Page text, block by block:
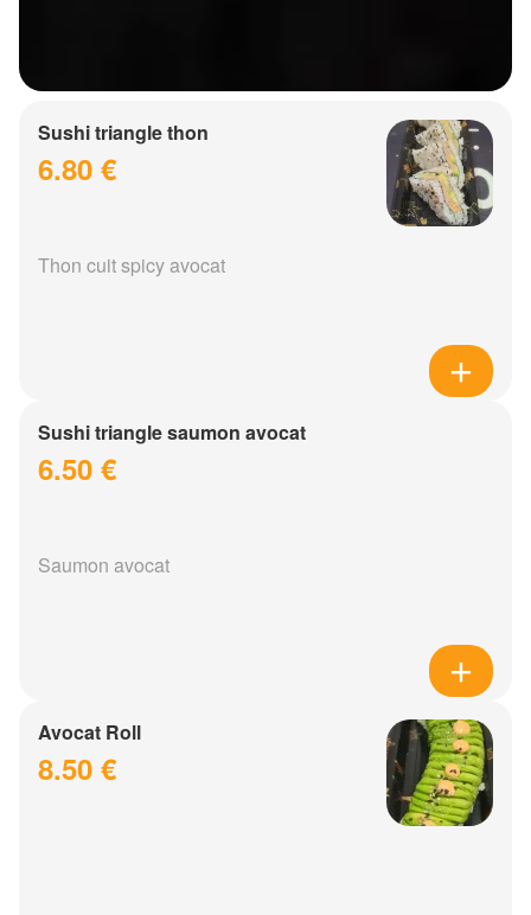
Sushi triangle thon
6.80 €
Thon cuit spicy avocat
Sushi triangle saumon avocat
6.50 €
Saumon avocat
Avocat Roll
8.50 €